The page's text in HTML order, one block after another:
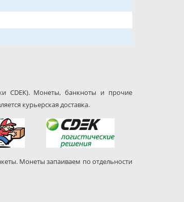
CDEK). Монеты, банкноты и прочие
курьерская доставка.
Монеты запаиваем по отдельности